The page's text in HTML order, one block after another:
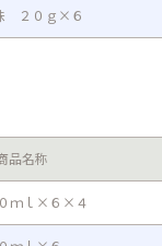
２０ｇ×６
品名称
ｍｌ×６×４